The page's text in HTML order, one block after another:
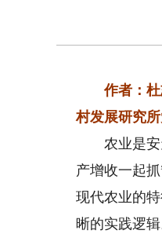
作者：杜志
村发展研究所
农业是安天
产增收一起
现代农业的
晰的实践逻辑